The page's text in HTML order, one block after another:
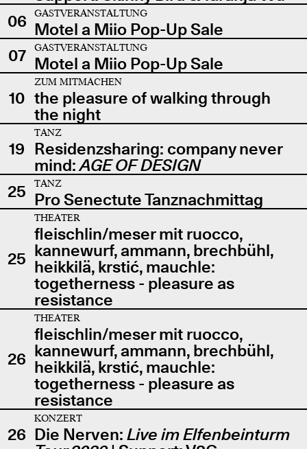
06
GASTVERANSTALTUNG
Motel a Miio Pop-Up Sale
07
GASTVERANSTALTUNG
Motel a Miio Pop-Up Sale
10
ZUM MITMACHEN
the pleasure of walking through
the night
19
TANZ
Residenzsharing: company never
mind:AGE OF DESIGN
25
TANZ
Pro Senectute Tanznachmittag
25
THEATER
fleischlin/meser mit ruocco,
kannewurf, ammann, brechbühl,
heikkilä, krstić, mauchle:
togetherness - pleasure as
resistance
26
THEATER
fleischlin/meser mit ruocco,
kannewurf, ammann, brechbühl,
heikkilä, krstić, mauchle:
togetherness - pleasure as
resistance
26
KONZERT
Die Nerven: Live im Elfenbeinturm